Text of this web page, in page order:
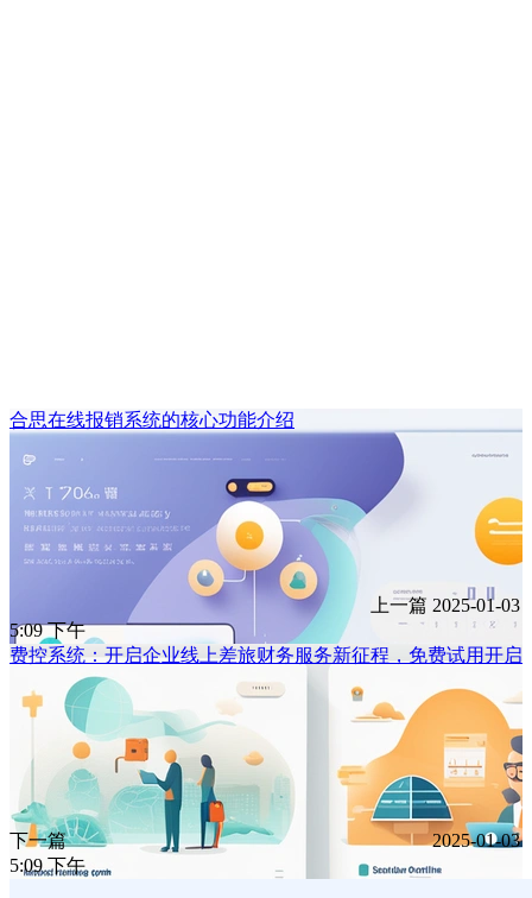
合思在线报销系统的核心功能介绍
上一篇 2025-01-03
5:09 下午
费控系统：开启企业线上差旅财务服务新征程，免费试用开启
下一篇
2025-01-03
5:09 下午